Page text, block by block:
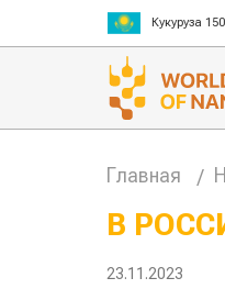
Рис 300000₸
Пшеница 3
Главная
В
23.11.2023